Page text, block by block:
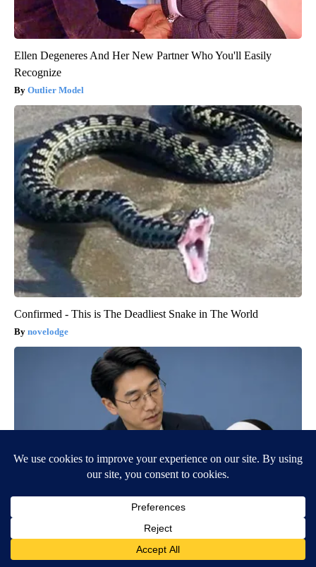
Ellen Degeneres And Her New Partner Who You'll Easily
Recognize
Outlier Model
Confirmed - This is The Deadliest Snake in The World
novelodge
Wrinkles: Everyone Uses Lotions. Koreans Do This Instead (It's